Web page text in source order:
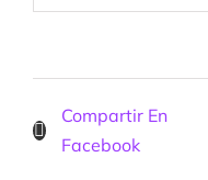
Compartir En
Facebook